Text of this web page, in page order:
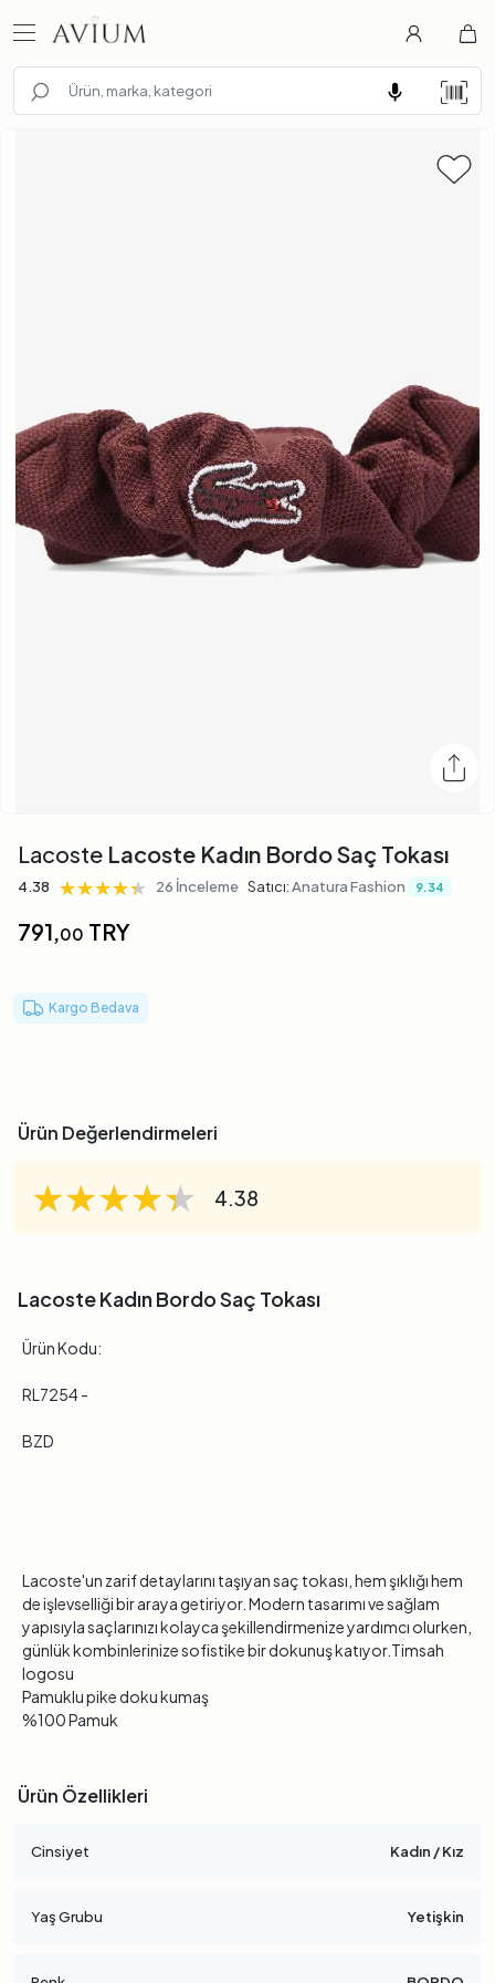
Lacoste Lacoste Kadın Bordo Saç Tokası
4.38 ★★★★★
★★★★★
★★★★★ 26 İnceleme Satıcı:Anatura Fashion 9.34
791,00 TRY
Kargo Bedava
Ürün Değerlendirmeleri
★★★★★
★★★★★
★★★★★ 4.38
Lacoste Kadın Bordo Saç Tokası
Ürün Kodu:
RL7254 -
BZD
Lacoste'un zarif detaylarını taşıyan saç tokası, hem şıklığı hem
de işlevselliği bir araya getiriyor. Modern tasarımı ve sağlam
yapısıyla saçlarınızı kolayca şekillendirmenize yardımcı olurken,
günlük kombinlerinize sofistike bir dokunuş katıyor.Timsah
logosu
Pamuklu pike doku kumaş
%100 Pamuk
Ürün Özellikleri
Cinsiyet Kadın / Kız
Yaş Grubu Yetişkin